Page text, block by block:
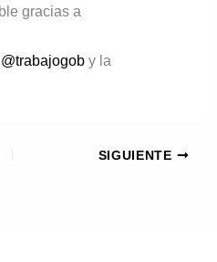
gracias a
@trabajogob y la
SIGUIENTE